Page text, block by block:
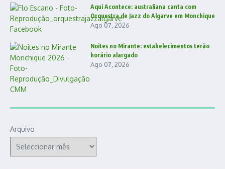
Aqui Acontece: australiana canta com
Orquestra de Jazz do Algarve em Monchique
Ago 07, 2026
Noites no Mirante: estabelecimentos terão
horário alargado
Ago 07, 2026
Arquivo